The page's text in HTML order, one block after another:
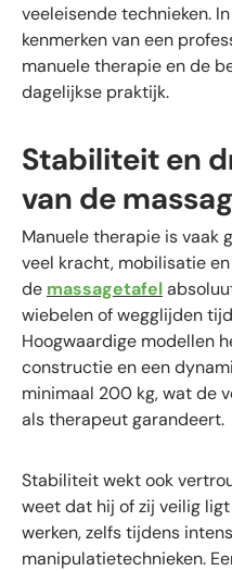
veeleisende technieken.
kenmerken van een
manuele therapie en de
dagelijkse praktijk.
Stabiliteit en
van de
Manuele therapie is vaak
veel kracht, mobilisatie
de massagetafel
wiebelen of wegglijden
Hoogwaardige modellen
constructie en een
minimaal 200 kg, wat de
als therapeut garandeert.
Stabiliteit wekt ook
weet dat hij of zij veilig
werken, zelfs tijdens
manipulatietechnieken.